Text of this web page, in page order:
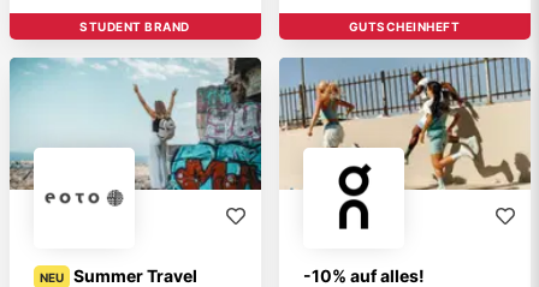
STUDENT BRAND STUDENT BRAND
GUTSCHEINHEFT
NEU
Summer Travel
-10% auf alles!